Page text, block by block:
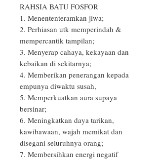
RAHSIA BATU FOSFOR
1. Menententeramkan jiwa;
2. Perhiasan utk memperindah &
mempercantik tampilan;
3. Menyerap cahaya, kekayaan dan
kebaikan di sekitarnya;
4. Memberikan penerangan kepada
empunya diwaktu susah,
5. Memperkuatkan aura supaya
bersinar;
6. Meningkatkan daya tarikan,
kawibawaan, wajah memikat dan
disegani seluruhnya orang;
7. Membersihkan energi negatif